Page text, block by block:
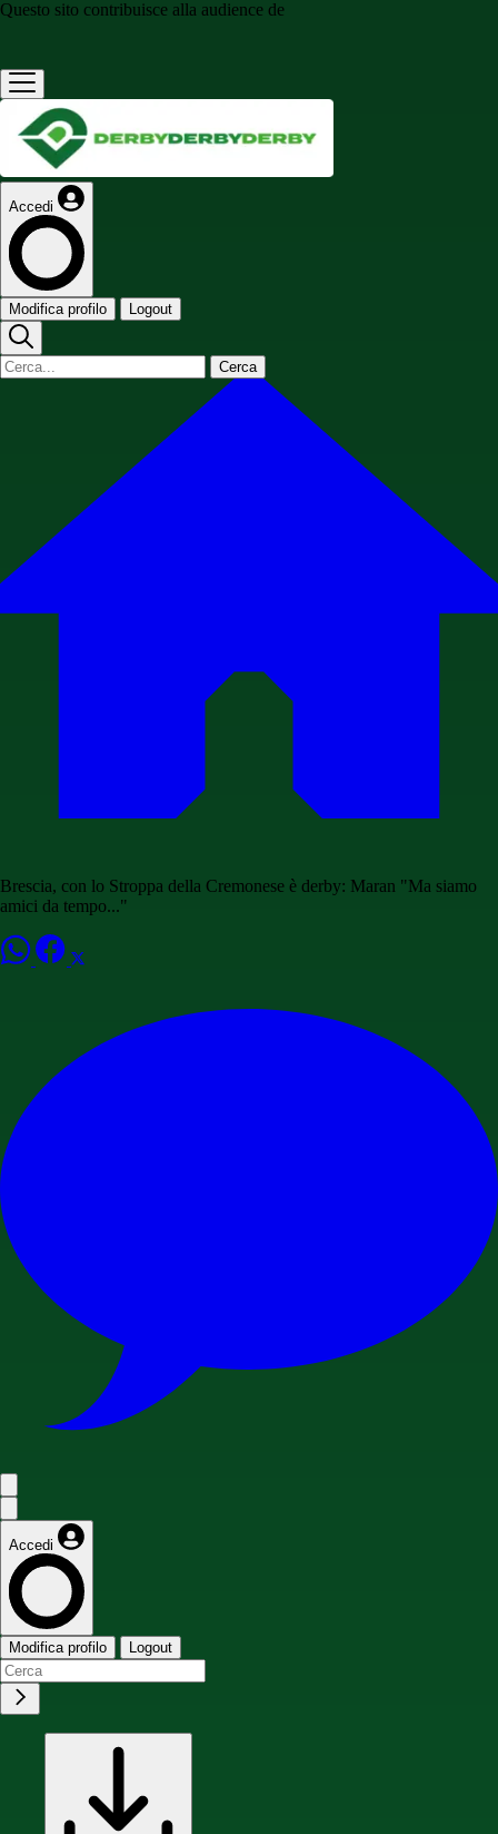
Questo sito contribuisce alla audience de
Accedi
Modifica profilo Logout
Cerca
Brescia, con lo Stroppa della Cremonese è derby: Maran "Ma siamo
amici da tempo..."
Accedi
Modifica profilo Logout